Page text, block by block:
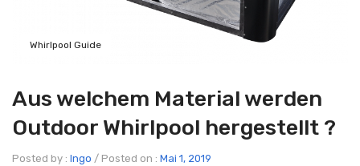
Whirlpool Guide
Aus welchem Material werden
Outdoor Whirlpool hergestellt ?
Posted by : Ingo / Posted on : Mai 1, 2019